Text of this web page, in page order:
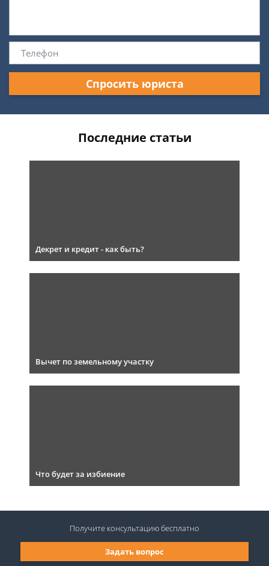
Спросить юриста
Последние статьи
Декрет и кредит - как быть?
Вычет по земельному участку
Что будет за избиение
Задать вопрос
Получите консультациюбесплатно